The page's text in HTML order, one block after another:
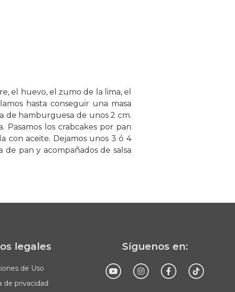
el huevo, el zumo de la lima, el
hasta conseguir una masa
de hamburguesa de unos 2 cm.
los crabcakes por pan
aceite. Dejamos unos 3 ó 4
pan y acompañados de salsa
legales
de Uso
de privacidad
Síguenos en: